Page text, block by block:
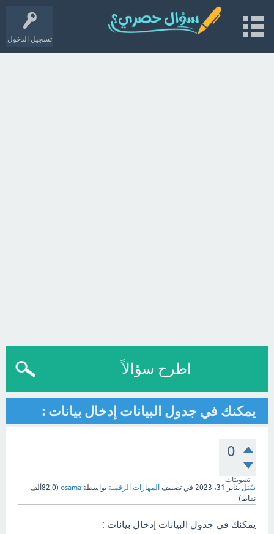
تسجيل الدخول
اطرح سؤالاً
يمكنك في جدول البيانات إدخال بيانات :
0
تصويتات
سُئل يناير 31، 2023 في تصنيف المهارات الرقمية بواسطة osama
(82.0ألف
نقاط)
يمكنك في جدول البيانات إدخال بيانات :